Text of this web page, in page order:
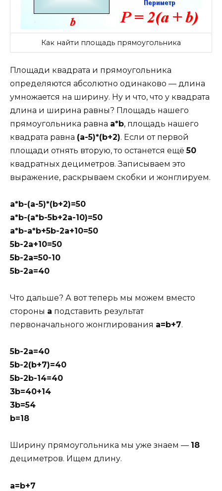
Как найти площадь прямоугольника
Площади квадрата и прямоугольника
определяются абсолютно одинаково — длина
умножается на ширину. Ну и что, что у квадрата
длина и ширина равны? Площадь нашего
прямоугольника равна a*b, площадь нашего
квадрата равна (a-5)*(b+2). Если от первой
площади отнять вторую, то останется ещё50
квадратных дециметров. Записываем это
выражение, раскрываем скобки и жонглируем.
a*b-(a-5)*(b+2)=50
a*b-(a*b-5b+2a-10)=50
a*b-a*b+5b-2a+10=50
5b-2a+10=50
5b-2a=50-10
5b-2a=40
Что дальше? А вот теперь мы можем вместо
стороны а подставить результат
первоначального жонглирования a=b+7.
5b-2a=40
5b-2(b+7)=40
5b-2b-14=40
3b=40+14
3b=54
b=18
Ширину прямоугольника мы уже знаем — 18
дециметров. Ищем длину.
a=b+7